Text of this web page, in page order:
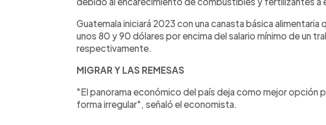
Guatemala iniciará 2023 con una canasta básica alimentaria
unos 80 y 90 dólares por encima del salario mínimo de un
respectivamente.
MIGRAR Y LAS REMESAS
"El panorama económico del país deja como mejor opción
forma irregular", señaló el economista.